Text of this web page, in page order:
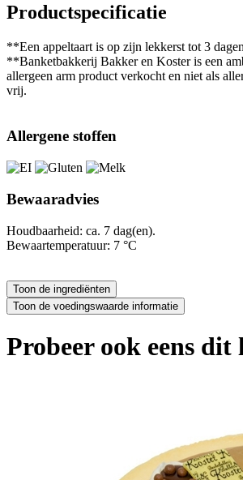
Productspecificatie
**Een appeltaart is op zijn lekkerst tot 3
**Banketbakkerij Bakker en Koster is een
allergeen arm product verkocht en niet als
vrij.
Allergene stoffen
Bewaaradvies
Houdbaarheid: ca. 7 dag(en).
Bewaartemperatuur: 7 °C
Probeer ook eens dit